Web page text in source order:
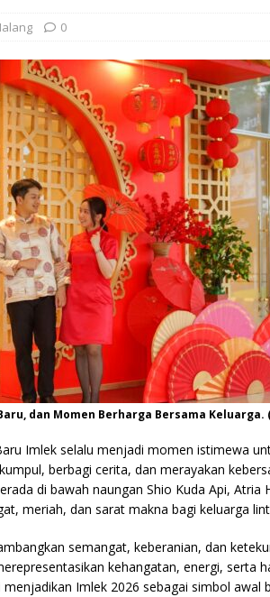
0
dan Momen Berharga Bersama
Imlek selalu menjadi momen istimewa
berbagi cerita, dan merayakan
di bawah naungan Shio Kuda Api, Atria
meriah, dan sarat makna bagi keluarga
semangat, keberanian, dan
kehangatan, energi, serta
Imlek 2026 sebagai simbol awal